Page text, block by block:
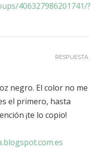
406327986201741/?
negro. El color no me
el primero, hasta
¡te lo copio!
RESPUESTA